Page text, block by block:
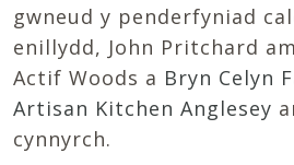
gwneud y penderfyniad
enillydd, John Pritchard
Actif Woods a Bryn Celyn
Artisan Kitchen Anglesey
cynnyrch.